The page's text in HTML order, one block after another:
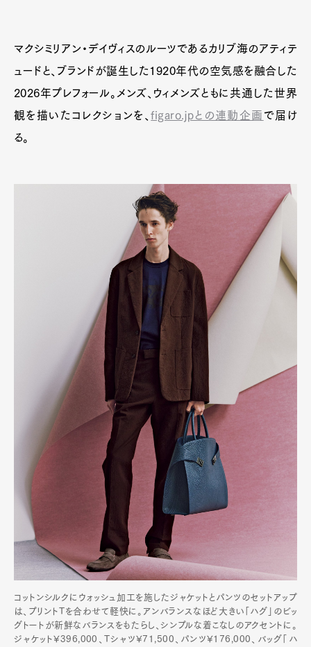
マクシミリアン・デイヴィスのルーツであるカリブ海のアティテ
ュードと、ブランドが誕生した1920年代の空気感を融合した
2026年プレフォール。メンズ、ウィメンズともに共通した世界
観を描いたコレクションを、figaro.jpとの連動企画 で届け
る。
コットンシルクにウォッシュ加工を施したジャケットとパンツのセットアップ
は、プリントTを合わせて軽快に。アンバランスなほど大きい「ハグ」のビッ
グトートが新鮮なバランスをもたらし、シンプルな着こなしのアクセントに。
ジャケット¥396,000、Tシャツ¥71,500、パンツ¥176,000、バッグ「ハ